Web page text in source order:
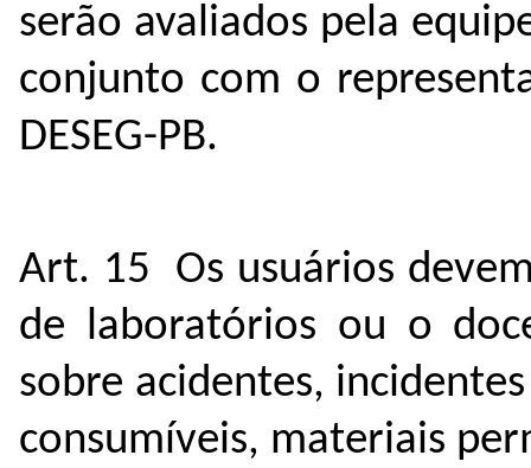
serão avaliados pela
conjunto com o
DESEG-PB.
Art. 15 Os usuários
de laboratórios ou o
sobre acidentes,
consumíveis, materiais